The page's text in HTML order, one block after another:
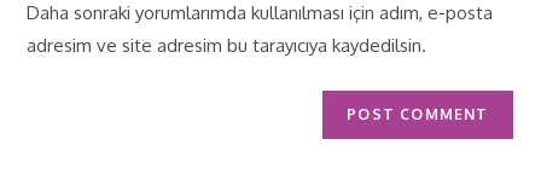
Daha sonraki yorumlarımda kullanılması için adım, e-posta
adresim ve site adresim bu tarayıcıya kaydedilsin.